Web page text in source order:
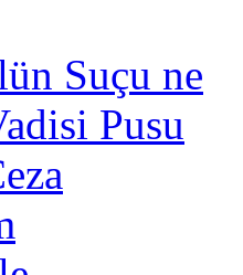
Suçu ne
Pusu